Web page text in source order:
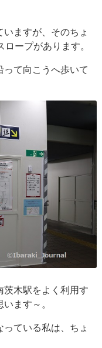
ますが、そのちょ
ープがあります。
って向こうへ歩いて
茨木駅をよく利用す
ます～。
っている私は、ちょ